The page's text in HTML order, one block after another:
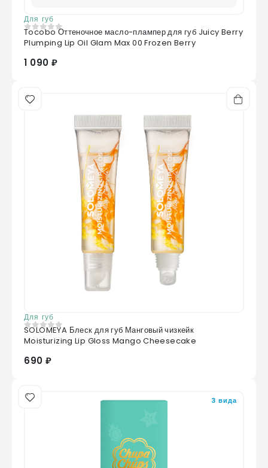
Для губ
0 из 5
Tocobo Оттеночное масло-плампер для губ Juicy Berry
Plumping Lip Oil Glam Max 00 Frozen Berry
1 090 ₽
Для губ
0 из 5
SOLOMEYA Блеск для губ Манговый чизкейк
Moisturizing Lip Gloss Mango Cheesecake
690 ₽
3 вида